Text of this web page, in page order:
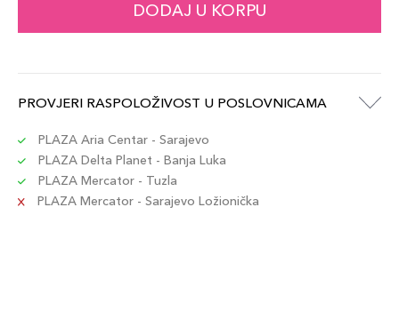
DODAJ U KORPU
PROVJERI RASPOLOŽIVOST U POSLOVNICAMA
PLAZA Aria Centar - Sarajevo
PLAZA Delta Planet - Banja Luka
PLAZA Mercator - Tuzla
PLAZA Mercator - Sarajevo Ložionička